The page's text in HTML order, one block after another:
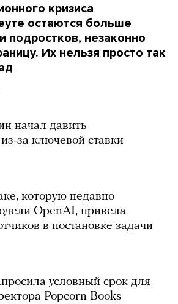
кризиса
остаются больше
подростков, незаконно
Их нельзя просто так
начал давить
за ключевой ставки
которую недавно
OpenAI, привела
в постановке задачи
условный срок для
Popcorn Books